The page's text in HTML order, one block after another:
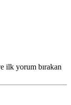
ilk yorum bırakan